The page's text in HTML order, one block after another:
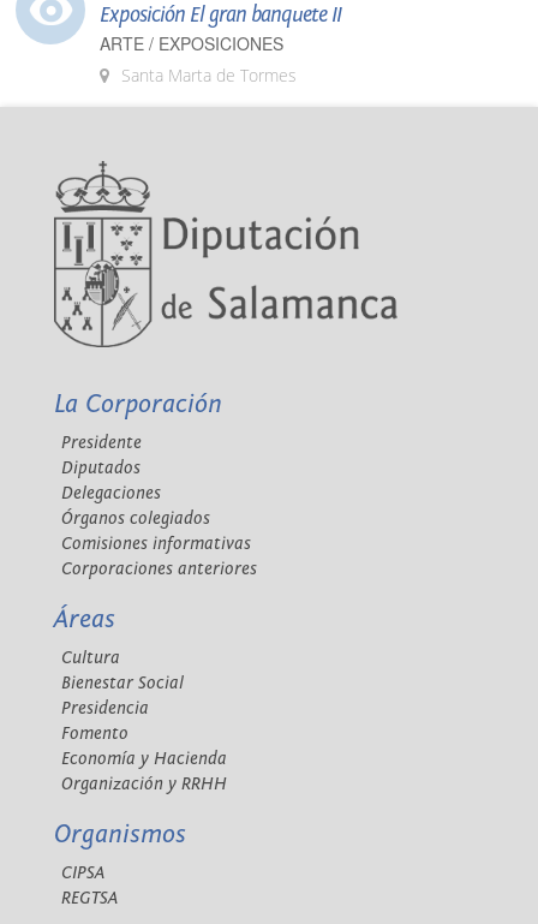
Exposición El gran banquete II
ARTE / EXPOSICIONES
Santa Marta de Tormes
La Corporación
Presidente
Diputados
Delegaciones
Órganos colegiados
Comisiones informativas
Corporaciones anteriores
Áreas
Cultura
Bienestar Social
Presidencia
Fomento
Economía y Hacienda
Organización y RRHH
Organismos
CIPSA
REGTSA